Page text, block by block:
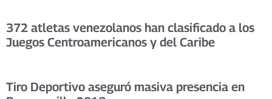
372 atletas venezolanos han clasificado a los
Juegos Centroamericanos y del Caribe
Tiro Deportivo aseguró masiva presencia en